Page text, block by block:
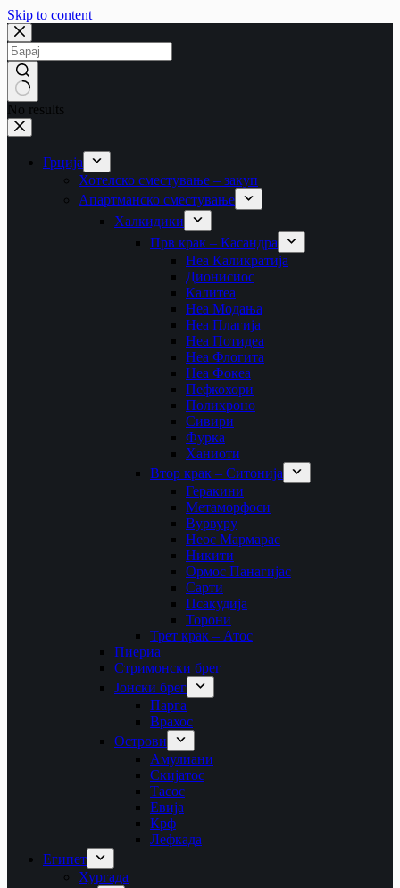
Skip to content
No results
Грција
Хотелско сместување – закуп
Апартманско сместување
Халкидики
Прв крак – Касандра
Неа Каликратија
Дионисиос
Калитеа
Неа Модања
Неа Плагија
Неа Потидеа
Неа Флогита
Неа Фокеа
Пефкохори
Полихроно
Сивири
Фурка
Ханиоти
Втор крак – Ситонија
Геракини
Метаморфоси
Вурвуру
Неос Мармарас
Никити
Ормос Панагијас
Сарти
Псакудија
Торони
Трет крак – Атос
Пиериа
Стримонски брег
Јонски брег
Парга
Врахос
Острови
Амулиани
Скијатос
Тасос
Евија
Крф
Лефкада
Египет
Хургада